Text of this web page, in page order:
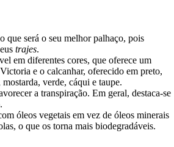
que será o seu melhor palhaço, pois
trajes.
em diferentes cores, que oferece um
e o calcanhar, oferecido em preto,
verde, cáqui e taupe.
a transpiração. Em geral, destaca-se
óleos vegetais em vez de óleos minerais
o que os torna mais biodegradáveis.